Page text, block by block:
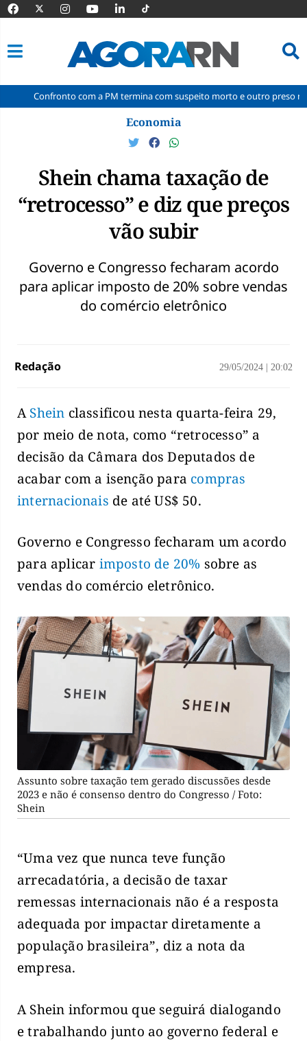
com a PM termina com suspeito morto e outro preso na comunidade
Economia
Shein chama taxação de
“retrocesso” e diz que preços
vão subir
Governo e Congresso fecharam acordo
para aplicar imposto de 20% sobre vendas
do comércio eletrônico
Redação 29/05/2024 20:02
AShein classificou nesta quarta-feira 29,
por meio de nota, como “retrocesso” a
decisão da Câmara dos Deputados de
acabar com a isenção para compras
internacionais de até US$ 50.
Governo e Congresso fecharam um acordo
para aplicar imposto de 20% sobre as
vendas do comércio eletrônico.
Assunto sobre taxação tem gerado discussões desde
2023 e não é consenso dentro do Congresso / Foto:
Shein
“Uma vez que nunca teve função
arrecadatória, a decisão de taxar
remessas internacionais não é a resposta
adequada por impactar diretamente a
população brasileira”, diz a nota da
empresa.
A Shein informou que seguirá dialogando
e trabalhando junto ao governo federal e